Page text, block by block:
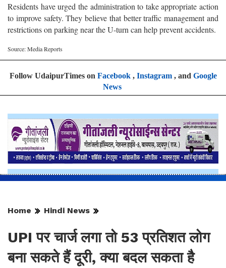
Residents have urged the administration to take appropriate action
to improve safety. They believe that better traffic management and
restrictions on parking near the U-turn can help prevent accidents.
Source: Media Reports
Follow UdaipurTimes on Facebook, Instagram, and Google
News
Home Hindi News
UPI पर चार्ज लगा तो 53 प्रतिशत लोग
बना सकते हैं दूरी, क्या बदल सकता है